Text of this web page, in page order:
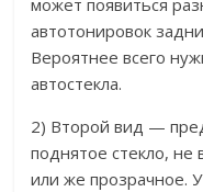
может появиться
автотонировок
Вероятнее всего
автостекла.
2) Второй вид —
поднятое стекло, не
или же прозрачное.